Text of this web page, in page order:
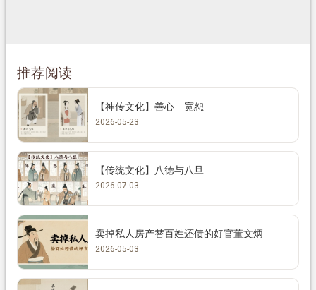
推荐阅读
【神传文化】善心 宽恕
2026-05-23
【传统文化】八德与八旦
2026-07-03
卖掉私人房产替百姓还债的好官董文炳
2026-05-03